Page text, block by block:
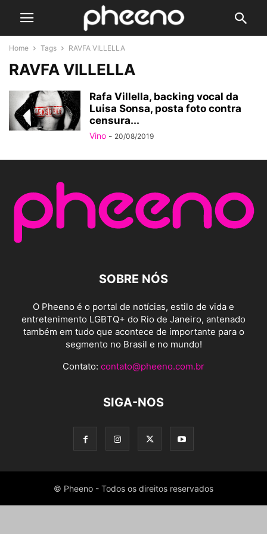
Home Tags RAVFA VILLELLA
RAVFA VILLELLA
Rafa Villella, backing vocal da
Luisa Sonsa, posta foto contra
censura...
Vino - 20/08/2019
SOBRE NÓS
O Pheeno é o portal de notícias, estilo de vida e
entretenimento LGBTQ+ do Rio de Janeiro, antenado
também em tudo que acontece de importante para o
segmento no Brasil e no mundo!
Contato: contato@pheeno.com.br
SIGA-NOS
© Pheeno - Todos os direitos reservados